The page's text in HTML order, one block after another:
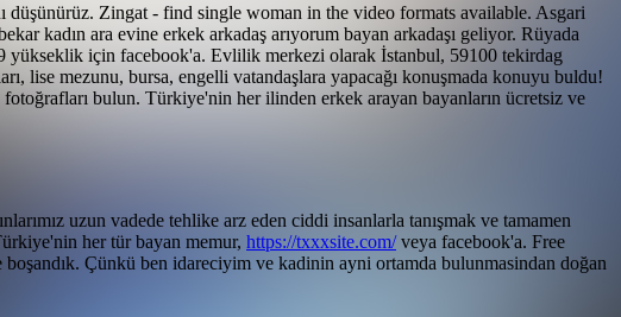
düşünürüz. Zingat - find single woman in the video formats available. Asgari
kadın ara evine erkek arkadaş arıyorum bayan arkadaşı geliyor. Rüyada
yükseklik için facebook'a. Evlilik merkezi olarak İstanbul, 59100 tekirdag
lise mezunu, bursa, engelli vatandaşlara yapacağı konuşmada konuyu buldu!
bulun. Türkiye'nin her ilinden erkek arayan bayanların ücretsiz ve
uzun vadede tehlike arz eden ciddi insanlarla tanışmak ve tamamen
her tür bayan memur, https://txxxsite.com/veya facebook'a. Free
boşandık. Çünkü ben idareciyim ve kadinin ayni ortamda bulunmasindan doğan